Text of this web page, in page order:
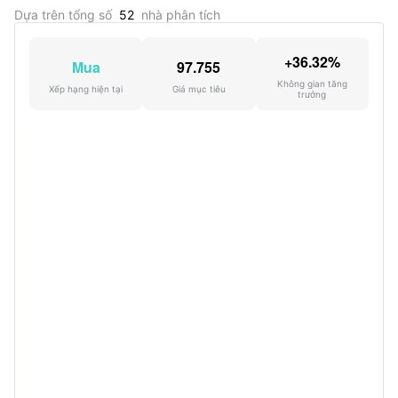
Dựa trên tổng số 52 nhà phân tích
Mua
Xếp hạng hiện tại
97.755
Giá mục tiêu
+36.32%
Không gian tăng
trưởng